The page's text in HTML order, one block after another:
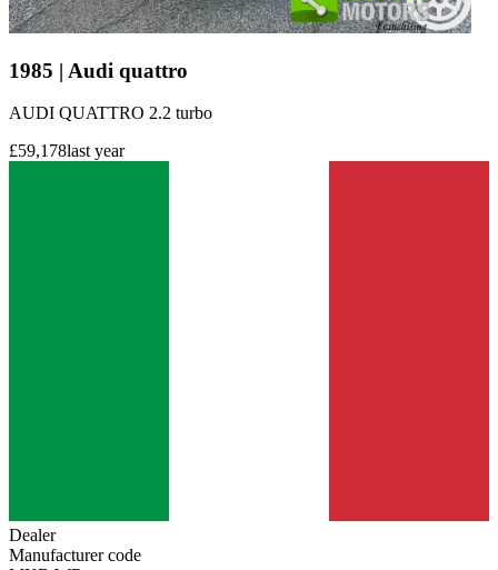
1985 | Audi quattro
AUDI QUATTRO 2.2 turbo
£59,178last year
Dealer
Manufacturer code